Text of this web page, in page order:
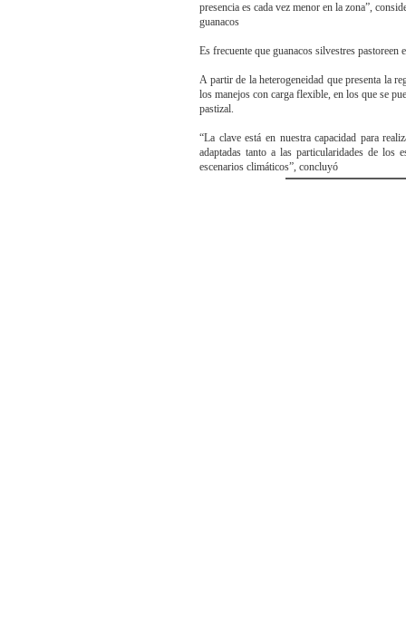
presencia es cada vez menor en la zona”,
guanacos
Es frecuente que guanacos silvestres pastoreen
A partir de la heterogeneidad que presenta la
los manejos con carga flexible, en los que se
pastizal.
“La clave está en nuestra capacidad para
adaptadas tanto a las particularidades de los
escenarios climáticos”, concluyó